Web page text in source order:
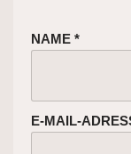
NAME *
E-MAIL-